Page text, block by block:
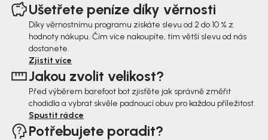
Ušetřete peníze díky věrnosti
Díky věrnostnímu programu získáte slevu od 2 do 10 % z
hodnoty nákupu. Čím více nakoupíte, tím větší slevu od nás
dostanete.
Zjistit více
Jakou zvolit velikost?
Před výběrem barefoot bot zjisťěte jak správně změřit
chodidla a vybrat skvěle padnoucí obuv pro každou příležitost.
Spustit rádce
Potřebujete poradit?